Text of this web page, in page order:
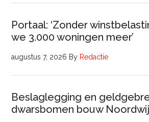
Portaal: ‘Zonder
we 3.000 woningen meer’
augustus 7, 2026 By Redactie
Beslaglegging en
dwarsbomen bouw